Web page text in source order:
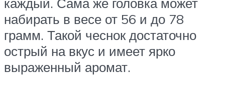
набирать в весе от 56 и до 78
грамм. Такой чеснок достаточно
острый на вкус и имеет ярко
выраженный аромат.